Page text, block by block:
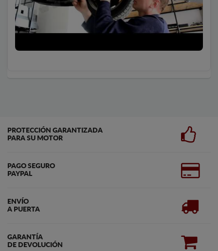
PROTECCIÓN GARANTIZADA
PARA SU MOTOR
PAGO SEGURO
PAYPAL
ENVÍO
A PUERTA
GARANTÍA
DE DEVOLUCIÓN